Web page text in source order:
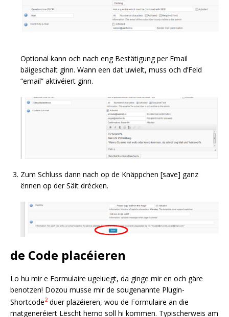
Optional kann och nach eng Bestätigung per Email
bäigeschalt ginn. Wann een dat uwielt, muss och d’Feld
“email” aktivéiert ginn.
Zum Schluss dann nach op de Knäppchen [save] ganz
ënnen op der Säit drécken.
de Code placéieren
Lo hu mir e Formulaire ugeluegt, da ginge mir en och gäre
benotzen! Dozou musse mir de sougenannte Plugin-
Shortcode2 duer plazéieren, wou de Formulaire an die
matgeneréiert Lëscht herno soll hi kommen. Typischerweis am